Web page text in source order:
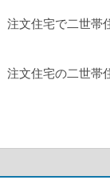
注文住宅で二世帯
注文住宅の二世帯